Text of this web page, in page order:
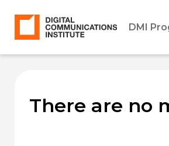
DMI
There are no